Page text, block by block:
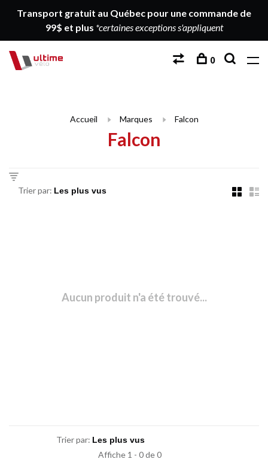
Transport gratuit au Québec pour une commande de
99$ et plus *certaines exceptions s'appliquent
0
Accueil Marques Falcon
Falcon
Trier par:
Aucun produit n'a été trouvé...
Trier par:
Affiche 1 - 0 de 0